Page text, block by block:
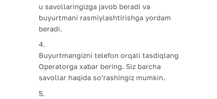
u savollaringizga javob beradi va
buyurtmani rasmiylashtirishga yordam
beradi.
Buyurtmangizni telefon orqali tasdiqlang
Operatorga xabar bering. Siz barcha
savollar haqida so’rashingiz mumkin.